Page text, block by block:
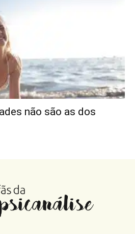
não são as dos